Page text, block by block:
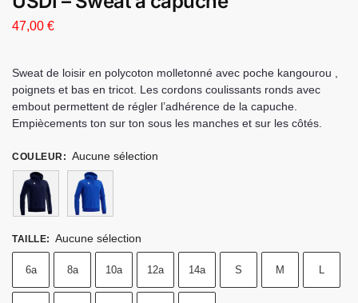
47,00 €
Sweat de loisir en polycoton molletonné avec poche kangourou ,
poignets et bas en tricot. Les cordons coulissants ronds avec
embout permettent de régler l’adhérence de la capuche.
Empiècements ton sur ton sous les manches et sur les côtés.
COULEUR: Aucune sélection
TAILLE: Aucune sélection
6a 8a 10a 12a 14a S M L